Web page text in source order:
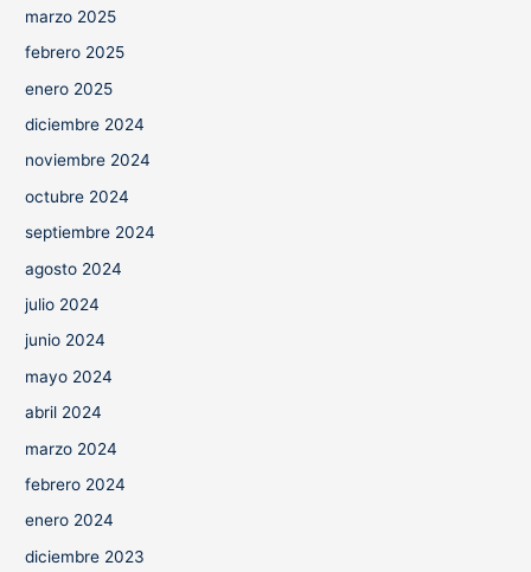
marzo 2025
febrero 2025
enero 2025
diciembre 2024
noviembre 2024
octubre 2024
septiembre 2024
agosto 2024
julio 2024
junio 2024
mayo 2024
abril 2024
marzo 2024
febrero 2024
enero 2024
diciembre 2023